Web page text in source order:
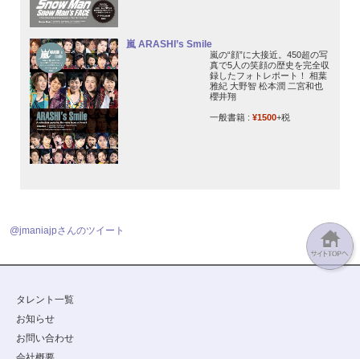
嵐 ARASHI’s Smile
嵐の“顔”に大接近。450超の写
真で5人の笑顔の歴史を完全収
録したフォトレポート！ 相葉
雅紀 大野智 松本潤 二宮和也
櫻井翔
一般書籍 : ¥1500+税
@jmaniajpさんのツイート
タレント一覧
お知らせ
お問い合わせ